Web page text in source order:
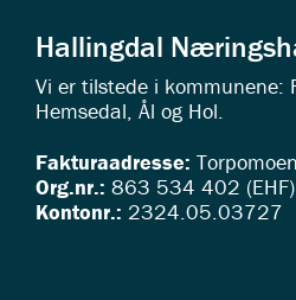
Hallingdal
Vi er tilstede i kommunene:
Hemsedal, Ål og Hol.
Fakturaadresse:
Org.nr.: 863 534 402 (EHF)
Kontonr.: 2324.05.03727